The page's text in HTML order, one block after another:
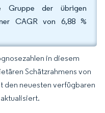
Gruppe der übrigen
CAGR von 6,88 %
in diesem
Schätzrahmens von
den neuesten verfügbaren